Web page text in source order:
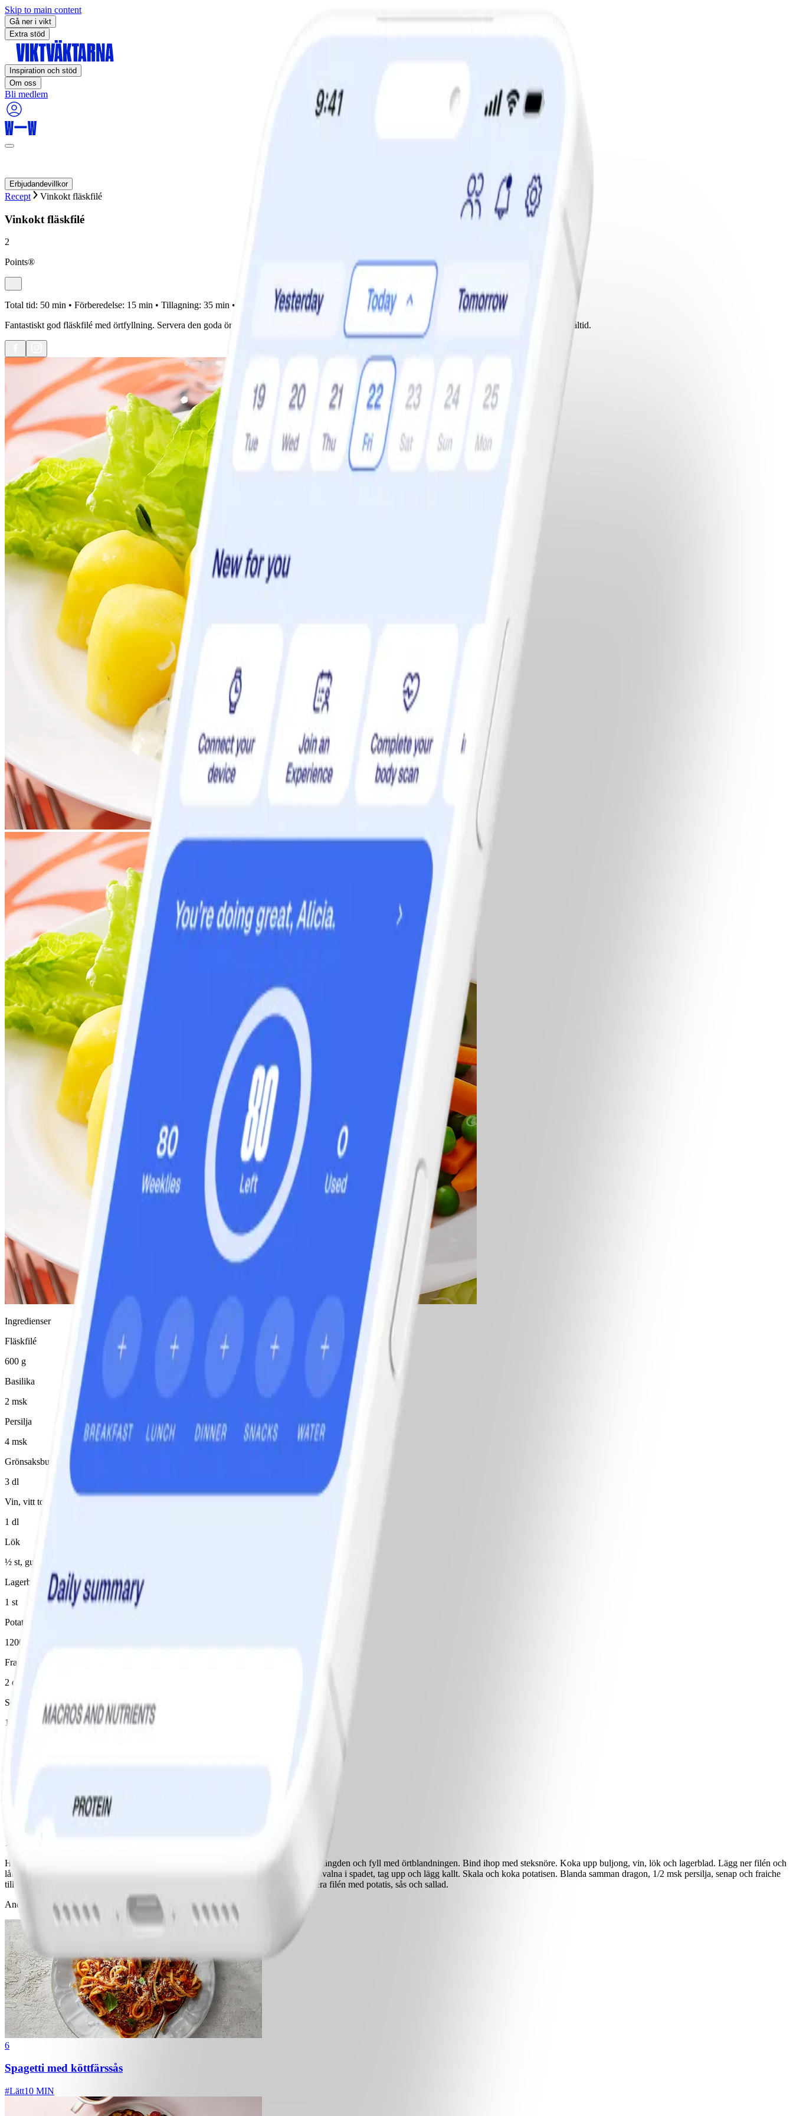
Skip to main content
Gå ner i vikt
Extra stöd
Inspiration och stöd
Om oss
Bli medlem
Erbjudandevillkor
Recept Vinkokt fläskfilé
Vinkokt fläskfilé
2
Points®
Total tid: 50 min • Förberedelse: 15 min • Tillagning: 35 min • 4 •Svårighetsgrad:Lätt
Fantastiskt god fläskfilé med örtfyllning. Servera den goda ört- och senapssåsen till, samt kokt potatis och sallad för att få en komplett och näringsriktig måltid.
Ingredienser
Fläskfilé
600 g
Basilika
2 msk
Persilja
4 msk
Grönsaksbuljong
3 dl
Vin, vitt torrt
1 dl
Lök
½ st, gul/gula, hackad
Lagerblad
1 st
Potatis
1200 g
Fraiche 5%
2 dl
Senap (dijon)
1 msk
1
Hacka basilika och persilja, krydda med salt och svartpeppar. Skär en skåra i filén på längden och fyll med örtblandningen. Bind ihop med steksnöre. Koka upp buljong, vin, lök och lagerblad. Lägg ner filén och
låt den sjuda under lock på svag värme ca 20-30 minuter, vänd efter halva tiden. Låt svalna i spadet, tag upp och lägg kallt. Skala och koka potatisen. Blanda samman dragon, 1/2 msk persilja, senap och fraiche
till en sås och ställ kallt. Ta bort steksnöret på filén och skär upp i tunna skivor. Servera filén med potatis, sås och sallad.
Andra gillade också
6
Spagetti med köttfärssås
#Lätt10 MIN